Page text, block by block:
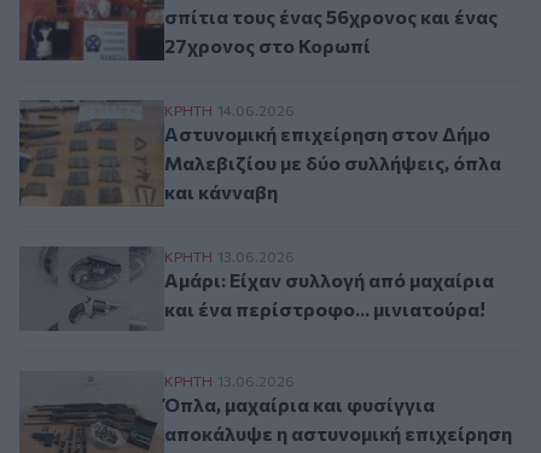
σπίτια τους ένας 56χρονος και ένας
27χρονος στο Κορωπί
Αστυνομική επιχείρηση στον Δήμο
ΚΡΗΤΗ 14.06.2026
Αστυνομική επιχείρηση στον Δήμο
Μαλεβιζίου με δύο συλλήψεις, όπλα
και κάνναβη
Αμάρι: Είχαν συλλογή από μαχαίρια και
ΚΡΗΤΗ 13.06.2026
Αμάρι: Είχαν συλλογή από μαχαίρια
και ένα περίστροφο... μινιατούρα!
Όπλα, μαχαίρια και φυσίγγια αποκάλυψε
ΚΡΗΤΗ 13.06.2026
Όπλα, μαχαίρια και φυσίγγια
αποκάλυψε η αστυνομική επιχείρηση